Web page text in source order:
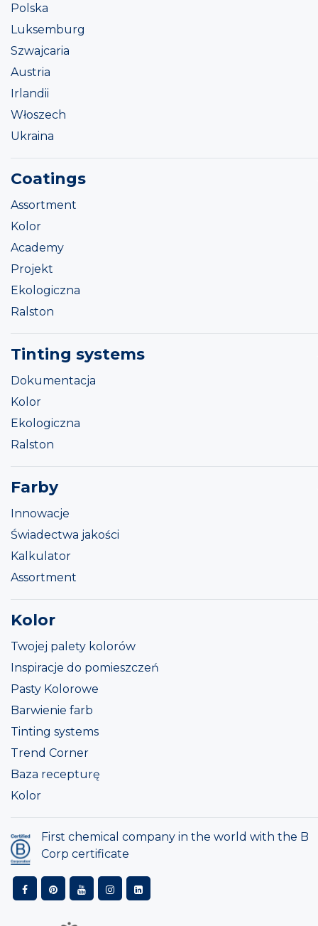
Polska
Luksemburg
Szwajcaria
Austria
Irlandii
Włoszech
Ukraina
Coatings
Assortment
Kolor
Academy
Projekt
Ekologiczna
Ralston
Tinting systems
Dokumentacja
Kolor
Ekologiczna
Ralston
Farby
Innowacje
Świadectwa jakości
Kalkulator
Assortment
Kolor
Twojej palety kolorów
Inspiracje do pomieszczeń
Pasty Kolorowe
Barwienie farb
Tinting systems
Trend Corner
Baza recepturę
Kolor
First chemical company in the world with the B
Corp certificate